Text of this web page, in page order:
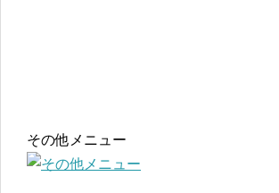
その他メニュー